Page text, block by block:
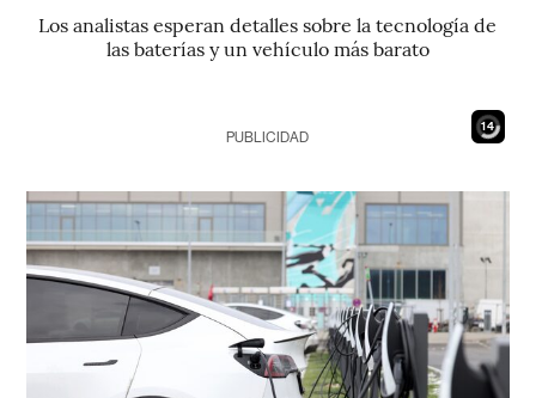
Los analistas esperan detalles sobre la tecnología de
las baterías y un vehículo más barato
12
PUBLICIDAD